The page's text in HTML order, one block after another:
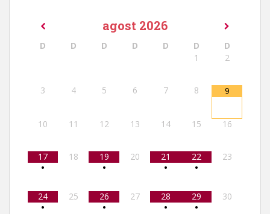
agost 2026
D D D D D D
D
1
2
3 4 5 6 7 8 9
10 11 12 13 14 15 16
17
•
18
19
•
20
21
•
22
•
23
24
•
25
26
•
27
28
•
29
•
30